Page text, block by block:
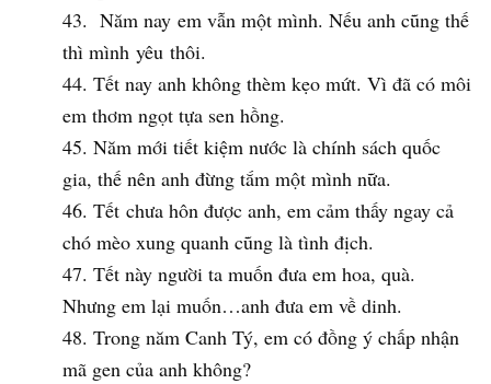
Năm nay em vẫn một mình. Nếu anh cũng thế
thì mình yêu thôi.
Tết nay anh không thèm kẹo mứt. Vì đã có môi
em thơm ngọt tựa sen hồng.
Năm mới tiết kiệm nước là chính sách quốc
gia, thế nên anh đừng tắm một mình nữa.
Tết chưa hôn được anh, em cảm thấy ngay cả
chó mèo xung quanh cũng là tình địch.
Tết này người ta muốn đưa em hoa, quà.
Nhưng em lại muốn…anh đưa em về dinh.
Trong năm Canh Tý, em có đồng ý chấp nhận
mã gen của anh không?